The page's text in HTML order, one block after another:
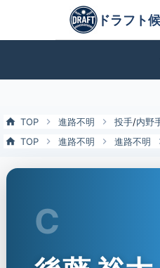
屋高校）の特徴とドラフト評価 |
ドラフト候補とみ
TOP 進路不明 投手/内野
TOP
進路不明 進路不明
C